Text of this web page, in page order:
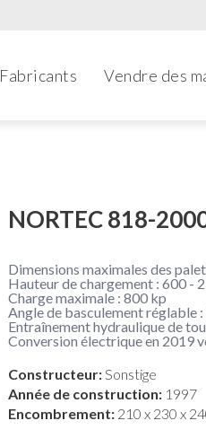
Fabricants Vendre des
NORTEC 818-
Dimensions maximales des
Hauteur de chargement : 600 -
Charge maximale : 800 kp
Angle de basculement réglable :
Entraînement hydraulique de
Conversion électrique en 2019
Constructeur: Sonstige
Année de construction: 1997
Encombrement: 210 x 230 x